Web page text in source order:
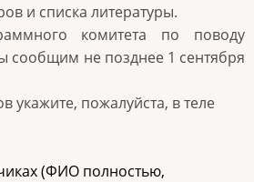
и списка литературы.
комитета по поводу
сообщим не позднее 1 сентября
укажите, пожалуйста, в теле
(ФИО полностью,